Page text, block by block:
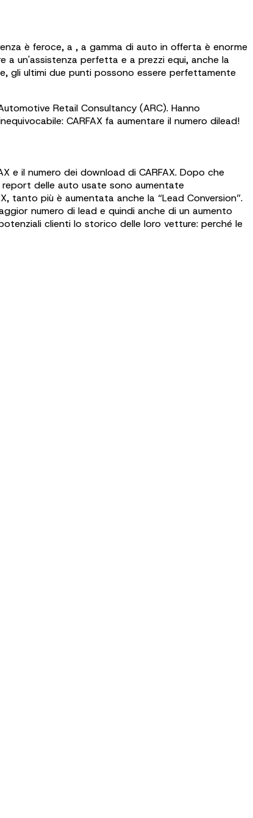
è feroce, a , a gamma di auto in offerta è enorme
un'assistenza perfetta e a prezzi equi, anche la
gli ultimi due punti possono essere perfettamente
Retail Consultancy (ARC). Hanno
CARFAX fa aumentare il numero dilead!
e il numero dei download di CARFAX. Dopo che
delle auto usate sono aumentate
tanto più è aumentata anche la “Lead Conversion”.
numero di lead e quindi anche di un aumento
clienti lo storico delle loro vetture: perché le